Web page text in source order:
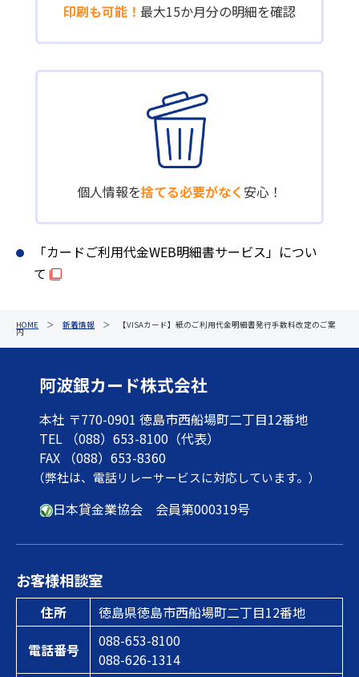
印刷も可能！ 最大15か月分の明細を確認
個人情報を捨てる必要がなく 安心！
「カードご利用代金WEB明細書サービス」につい
て
HOME ＞ 新着情報 ＞ 【VISAカード】紙のご利用代金明細書発行手数料改定のご案
内
阿波銀カード株式会社
本社 〒770-0901 徳島市西船場町二丁目12番地
TEL （088）653-8100（代表）
FAX （088）653-8360
（弊社は、電話リレーサービスに対応しています。）
日本貸金業協会 会員第000319号
お客様相談室
住所
徳島県徳島市西船場町二丁目12番地
電話番号
088-653-8100
088-626-1314